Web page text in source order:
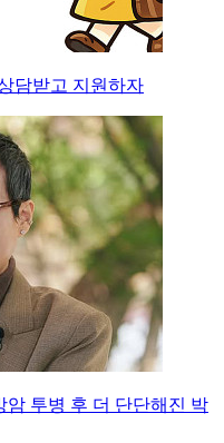
담받고 지원하자
암 투병 후 더 단단해진 박